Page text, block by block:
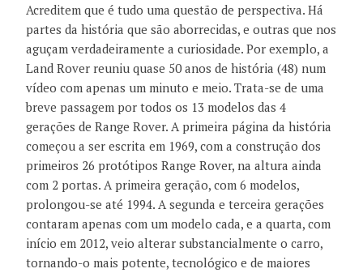
Acreditem que é tudo uma questão de perspectiva. Há
partes da história que são aborrecidas, e outras que nos
aguçam verdadeiramente a curiosidade. Por exemplo, a
Land Rover reuniu quase 50 anos de história (48) num
vídeo com apenas um minuto e meio. Trata-se de uma
breve passagem por todos os 13 modelos das 4
gerações de Range Rover. A primeira página da história
começou a ser escrita em 1969, com a construção dos
primeiros 26 protótipos Range Rover, na altura ainda
com 2 portas. A primeira geração, com 6 modelos,
prolongou-se até 1994. A segunda e terceira gerações
contaram apenas com um modelo cada, e a quarta, com
início em 2012, veio alterar substancialmente o carro,
tornando-o mais potente, tecnológico e de maiores